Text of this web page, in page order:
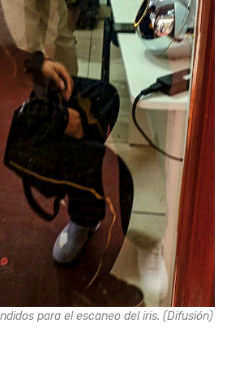
para el escaneo del iris. (Difusión)